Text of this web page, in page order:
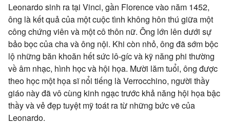
Leonardo sinh ra tại Vinci, gần Florence vào năm 1452,
ông là kết quả của một cuộc tình không hôn thú giữa một
công chứng viên và một cô thôn nữ. Ông lớn lên dưới sự
bảo bọc của cha và ông nội. Khi còn nhỏ, ông đã sớm bộc
lộ những băn khoăn hết sức lô-gíc và kỹ năng phi thường
về âm nhạc, hình học và hội họa. Mười lăm tuổi, ông được
theo học một họa sĩ nổi tiếng là Verrocchino, người thầy
giáo này đã vô cùng kinh ngạc trước khả năng hội họa bậc
thầy và vẻ đẹp tuyệt mỹ toát ra từ những bức vẽ của
Leonardo.